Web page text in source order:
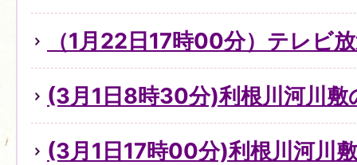
（1月22日17時00分）テレビ
(3月1日8時30分)利根川河川敷
(3月1日17時00分)利根川河川